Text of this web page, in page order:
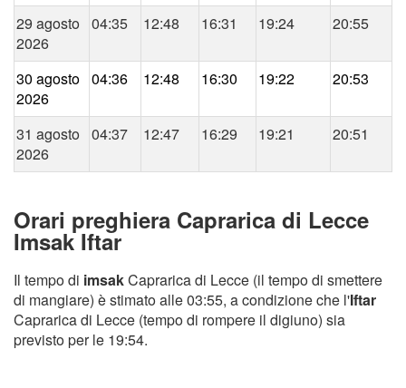
29 agosto
2026
04:35 12:48 16:31 19:24 20:55
30 agosto
2026
04:36 12:48 16:30 19:22 20:53
31 agosto
2026
04:37 12:47 16:29 19:21 20:51
Orari preghiera Caprarica di Lecce
Imsak Iftar
Il tempo di imsakCaprarica di Lecce (il tempo di smettere
di mangiare) è stimato alle 03:55, a condizione che l'Iftar
Caprarica di Lecce (tempo di rompere il digiuno) sia
previsto per le 19:54.